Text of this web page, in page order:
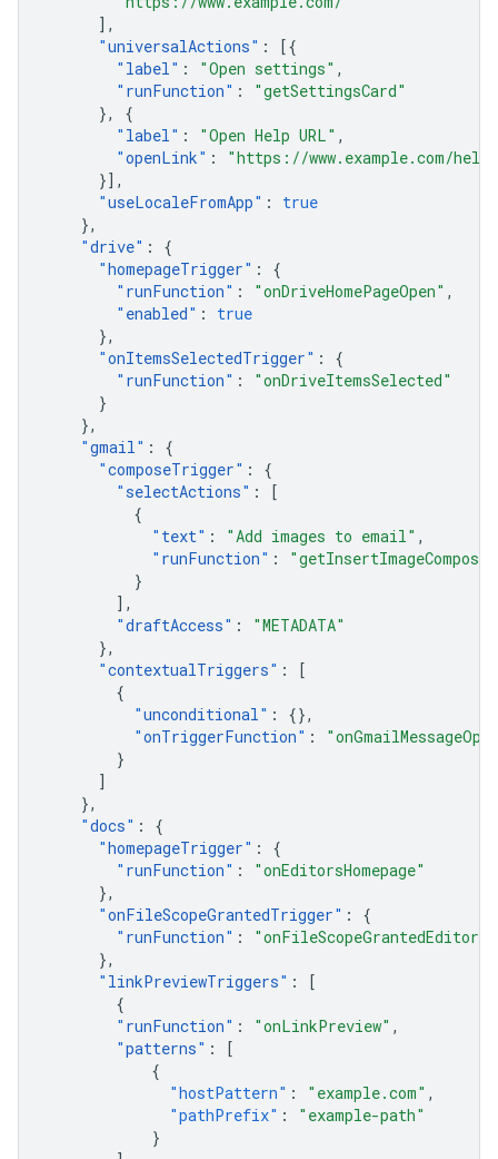
],
"universalActions" :
[{
" label" : "Open settings" ,
" runFunction" :
"getSettingsCard"
},
{
" label" : "Open Help URL" ,
"openLink" :
"https://www.example.com/help"
}],
"useLocaleFromApp" :
true
},
"drive" :
{
"homepageTrigger" :
{
" runFunction" : "onDriveHomePageOpen" ,
" enabled" :
true
},
"onItemsSelectedTrigger" :
{
" runFunction" :
"onDriveItemsSelected"
}
},
"gmail" :
{
"composeTrigger" :
{
"selectActions" :
[
{
" text" : "Add images to email" ,
" runFunction" :
}
],
"draftAccess" :
"METADATA"
},
"contextualTriggers" :
[
{
"unconditional" :
{},
"onTriggerFunction" :
}
]
},
"docs" :
{
"homepageTrigger" :
{
" runFunction" :
"onEditorsHomepage"
},
"onFileScopeGrantedTrigger" :
{
" runFunction" :
"onFileScopeGrantedEditors"
},
" linkPreviewTriggers" :
[
{
" runFunction" : "onLinkPreview" ,
"patterns" :
[
{
"hostPattern" : "example.com" ,
"pathPrefix" :
"example-path"
}